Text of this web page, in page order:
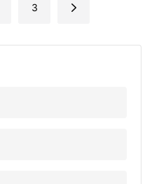
building or 2 story container
3